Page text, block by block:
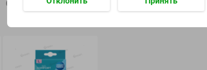
Описание товара